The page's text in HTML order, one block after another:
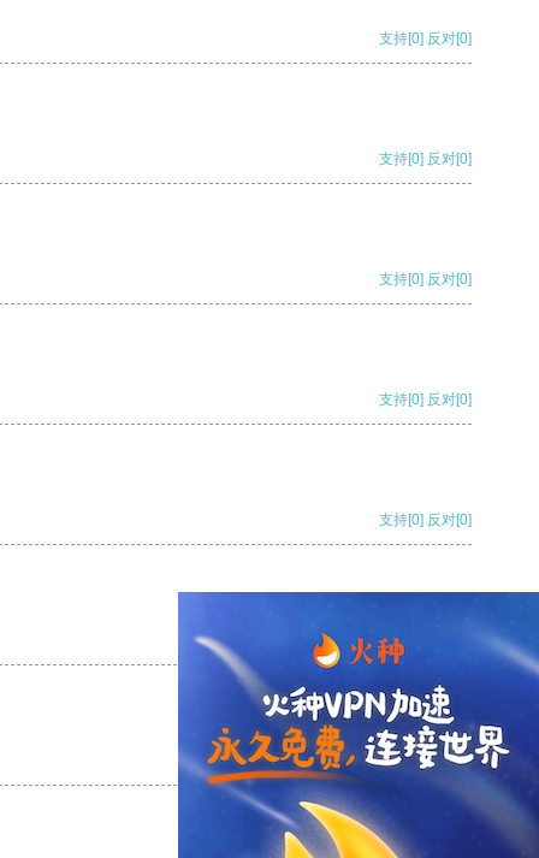
支持[0] 反对[0]
支持[0] 反对[0]
支持[0] 反对[0]
支持[0] 反对[0]
支持[0] 反对[0]
支持
支持[0] 反对[0]